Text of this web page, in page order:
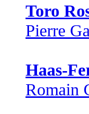
Toro
Pierre
Haas-
Romain